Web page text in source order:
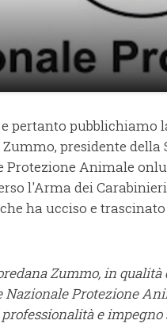
pertanto pubblichiamo
presidente
Protezione Animale
l'Arma dei
ha ucciso e
Zummo, in
Protezione
e impegno